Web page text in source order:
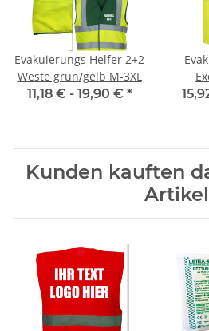
Evakuierungs Helfer 2+2
Weste grün/gelb M-3XL
11,18 € - 19,90 € *
Kunden kauften